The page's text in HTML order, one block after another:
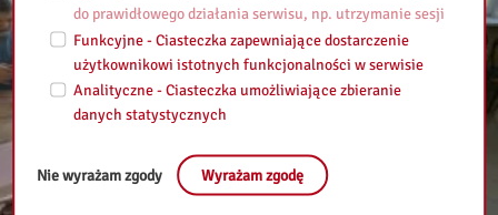
do prawidłowego działania serwisu, np. utrzymanie sesji
Funkcyjne - Ciasteczka zapewniające dostarczenie
użytkownikowi istotnych funkcjonalności w serwisie
Analityczne - Ciasteczka umożliwiające zbieranie
danych statystycznych
Nie wyrażam zgody Wyrażam zgodę